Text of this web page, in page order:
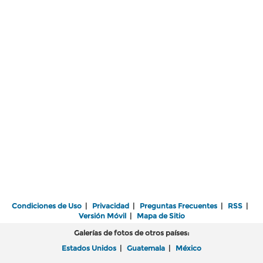
Condiciones de Uso | Privacidad | Preguntas Frecuentes | RSS |
Versión Móvil| Mapa de Sitio
Galerías de fotos de otros países:
Estados Unidos | Guatemala | México